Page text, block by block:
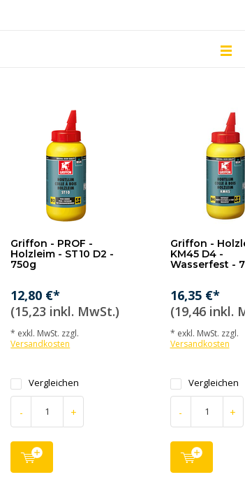
Griffon - PROF -
Holzleim - ST10 D2 -
750g
12,80 €*
(15,23 inkl. MwSt.)
* exkl. MwSt. zzgl.
Versandkosten
Vergleichen
- +
Griffon -
KM45 D4 -
Wasserfest -
16,35 €*
(19,46 inkl.
* exkl. MwSt. zzgl.
Versandkosten
Vergleichen
- +